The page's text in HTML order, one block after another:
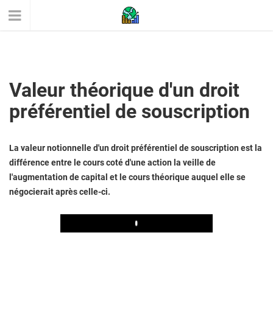
Valeur théorique d'un droit
préférentiel de souscription
La valeur notionnelle d'un droit préférentiel de souscription est la
différence entre le cours coté d'une action la veille de
l'augmentation de capital et le cours théorique auquel elle se
négocierait après celle-ci.
Play